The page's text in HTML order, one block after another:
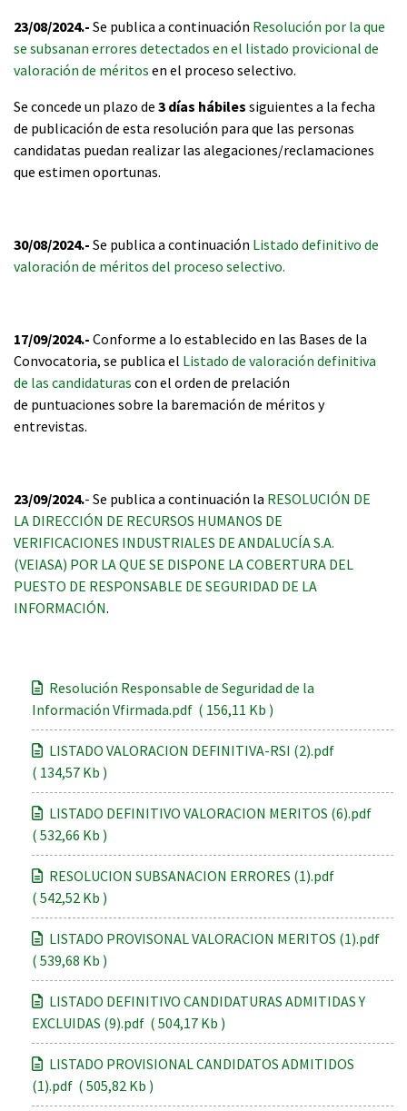
23/08/2024.- Se publica a continuación Resolución por la que
se subsanan errores detectados en el listado provicional de
valoración de méritos en el proceso selectivo.
Se concede un plazo de 3 días hábiles siguientes a la fecha
de publicación de esta resolución para que las personas
candidatas puedan realizar las alegaciones/reclamaciones
que estimen oportunas.
30/08/2024.- Se publica a continuación Listado definitivo de
valoración de méritos del proceso selectivo.
17/09/2024.- Conforme a lo establecido en las Bases de la
Convocatoria, se publica el Listado de valoración definitiva
de las candidaturas con el orden de prelación
de puntuaciones sobre la baremación de méritos y
entrevistas.
23/09/2024.- Se publica a continuación la RESOLUCIÓN DE
LA DIRECCIÓN DE RECURSOS HUMANOS DE
VERIFICACIONES INDUSTRIALES DE ANDALUCÍA S.A.
(VEIASA) POR LA QUE SE DISPONE LA COBERTURA DEL
PUESTO DE RESPONSABLE DE SEGURIDAD DE LA
INFORMACIÓN.
Resolución Responsable de Seguridad de la
Información Vfirmada.pdf ( 156,11 Kb )
LISTADO VALORACION DEFINITIVA-RSI (2).pdf
( 134,57 Kb )
LISTADO DEFINITIVO VALORACION MERITOS (6).pdf
( 532,66 Kb )
RESOLUCION SUBSANACION ERRORES (1).pdf
( 542,52 Kb )
LISTADO PROVISONAL VALORACION MERITOS (1).pdf
( 539,68 Kb )
LISTADO DEFINITIVO CANDIDATURAS ADMITIDAS Y
EXCLUIDAS (9).pdf ( 504,17 Kb )
LISTADO PROVISIONAL CANDIDATOS ADMITIDOS
(1).pdf ( 505,82 Kb )